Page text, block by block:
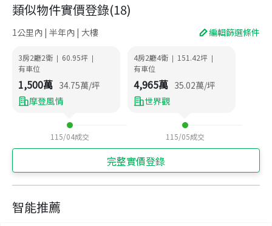
類似物件實價登錄(18)
1公里內 | 半年內 | 大樓 編輯篩選條件
3房2廳2衛 | 60.95坪 |
有車位
1,500萬 34.75萬/坪
摩登風情
115/04成交
4房2廳4衛 | 151.42坪 |
有車位
4,965萬 35.02萬/坪
世界觀
115/05成交
完整實價登錄
智能推薦